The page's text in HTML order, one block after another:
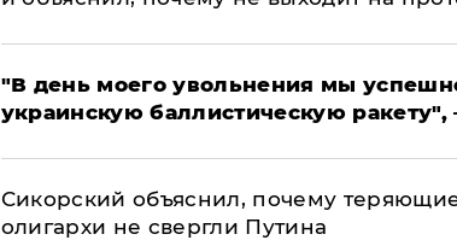
​"В день моего увольнения мы
украинскую баллистическую
Сикорский объяснил, почему
олигархи не свергли Путина